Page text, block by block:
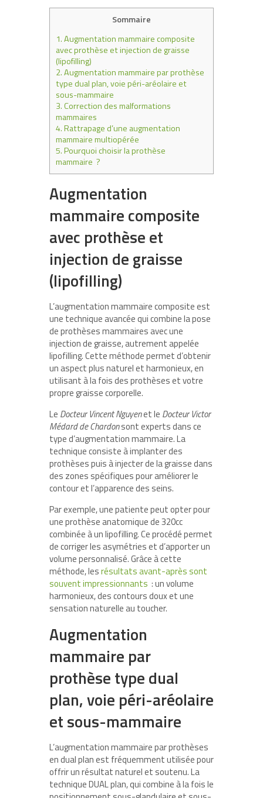
Sommaire
1.Augmentation mammaire composite
avec prothèse et injection de graisse
(lipofilling)
2.Augmentation mammaire par prothèse
type dual plan, voie péri-aréolaire et
sous-mammaire
3.Correction des malformations
mammaires
4.Rattrapage d’une augmentation
mammaire multiopérée
5.Pourquoi choisir la prothèse
mammaire ?
Augmentation
mammaire composite
avec prothèse et
injection de graisse
(lipofilling)
L’augmentation mammaire composite est
une technique avancée qui combine la pose
de prothèses mammaires avec une
injection de graisse, autrement appelée
lipofilling. Cette méthode permet d’obtenir
un aspect plus naturel et harmonieux, en
utilisant à la fois des prothèses et votre
propre graisse corporelle.
Le Docteur Vincent Nguyenet le Docteur Victor
Médard de Chardonsont experts dans ce
type d’augmentation mammaire. La
technique consiste à implanter des
prothèses puis à injecter de la graisse dans
des zones spécifiques pour améliorer le
contour et l’apparence des seins.
Par exemple, une patiente peut opter pour
une prothèse anatomique de 320cc
combinée à un lipofilling. Ce procédé permet
de corriger les asymétries et d’apporter un
volume personnalisé. Grâce à cette
méthode, lesrésultats avant-après sont
souvent impressionnants : un volume
harmonieux, des contours doux et une
sensation naturelle au toucher.
Augmentation
mammaire par
prothèse type dual
plan, voie péri-aréolaire
et sous-mammaire
L’augmentation mammaire par prothèses
en dual plan est fréquemment utilisée pour
offrir un résultat naturel et soutenu. La
technique DUAL plan, qui combine à la fois le